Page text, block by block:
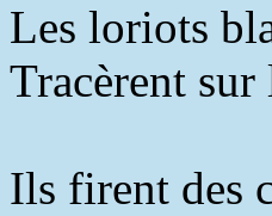
Les loriots
Tracèrent sur
Ils firent des